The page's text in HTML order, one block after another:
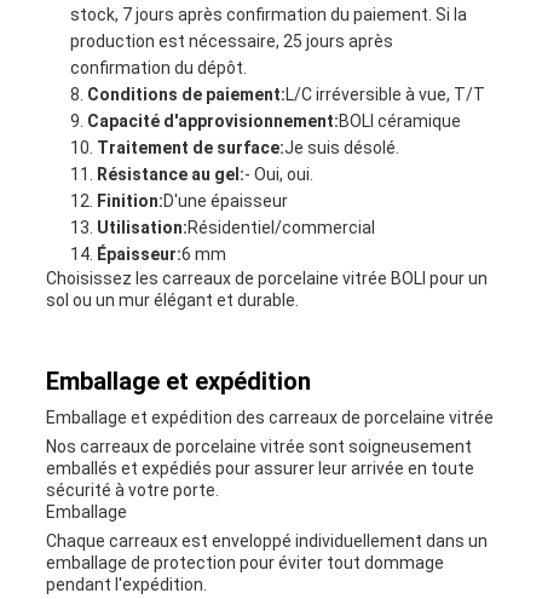
stock, 7 jours après confirmation du paiement. Si la
production est nécessaire, 25 jours après
confirmation du dépôt.
Conditions de paiement:L/C irréversible à vue, T/T
Capacité d'approvisionnement:BOLI céramique
Traitement de surface:Je suis désolé.
Résistance au gel:- Oui, oui.
Finition:D'une épaisseur
Utilisation:Résidentiel/commercial
Épaisseur:6 mm
Choisissez les carreaux de porcelaine vitrée BOLI pour un
sol ou un mur élégant et durable.
Emballage et expédition
Emballage et expédition des carreaux de porcelaine vitrée
Nos carreaux de porcelaine vitrée sont soigneusement
emballés et expédiés pour assurer leur arrivée en toute
sécurité à votre porte.
Emballage
Chaque carreaux est enveloppé individuellement dans un
emballage de protection pour éviter tout dommage
pendant l'expédition.